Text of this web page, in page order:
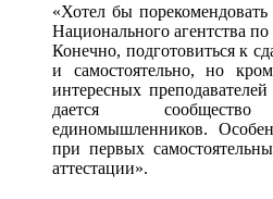
«Хотел бы порекомендовать
Национального агентства
Конечно, подготовиться к
и самостоятельно, но
интересных
дается сообщество
единомышленников.
при первых
аттестации».